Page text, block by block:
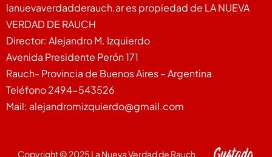
lanuevaverdadderauch.ar es propiedad de LA NUEVA
VERDAD DE RAUCH
Director: Alejandro M. Izquierdo
Avenida Presidente Perón 171
Rauch- Provincia de Buenos Aires – Argentina
Teléfono 2494-543526
Mail: alejandromizquierdo@gmail.com
Copyright © 2025 La Nueva Verdad de Rauch